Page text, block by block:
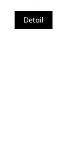
Detail